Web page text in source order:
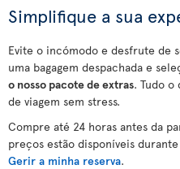
Simplifique a sua
Evite o incómodo e desfrute de
uma bagagem despachada e
o nosso pacote de extras. Tudo
de viagem sem stress.
Compre até 24 horas antes da
preços estão disponíveis
Gerir a minha reserva.